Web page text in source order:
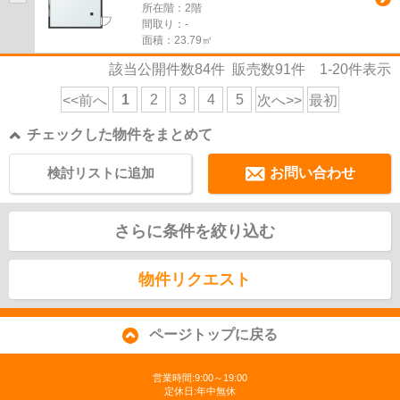
所在階：2階
間取り：-
面積：23.79㎡
該当公開件数84件 販売数91件 1-20件表示
<<前へ 1 2 3 4 5 次へ>> 最初
チェックした物件をまとめて
お問い合わせ
検討リストに追加
さらに条件を絞り込む
物件リクエスト
ページトップに戻る
営業時間:9:00～19:00
定休日:年中無休